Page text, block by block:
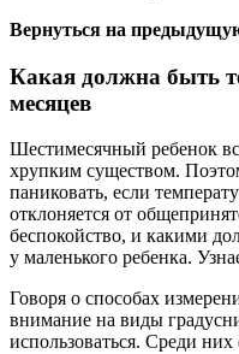
Вернуться на
Какая должна быть
месяцев
Шестимесячный ребенок
хрупким существом.
паниковать, если
отклоняется от
беспокойство, и какими
у маленького ребенка.
Говоря о способах
внимание на виды
использоваться. Среди них